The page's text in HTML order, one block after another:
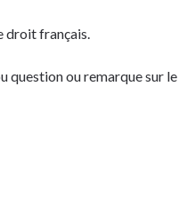
droit français.
ou remarque sur